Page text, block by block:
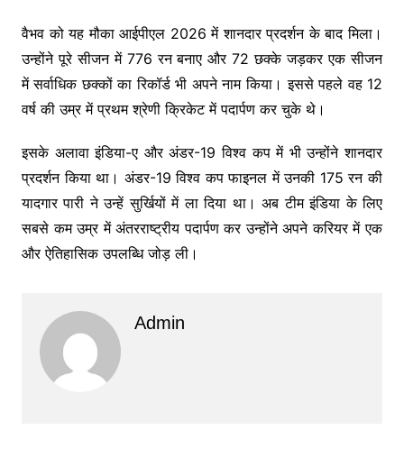
वैभव को यह मौका आईपीएल 2026 में शानदार प्रदर्शन के बाद मिला।
उन्होंने पूरे सीजन में 776 रन बनाए और 72 छक्के जड़कर एक सीजन
में सर्वाधिक छक्कों का रिकॉर्ड भी अपने नाम किया। इससे पहले वह 12
वर्ष की उम्र में प्रथम श्रेणी क्रिकेट में पदार्पण कर चुके थे।
इसके अलावा इंडिया-ए और अंडर-19 विश्व कप में भी उन्होंने शानदार
प्रदर्शन किया था। अंडर-19 विश्व कप फाइनल में उनकी 175 रन की
यादगार पारी ने उन्हें सुर्खियों में ला दिया था। अब टीम इंडिया के लिए
सबसे कम उम्र में अंतरराष्ट्रीय पदार्पण कर उन्होंने अपने करियर में एक
और ऐतिहासिक उपलब्धि जोड़ ली।
Admin